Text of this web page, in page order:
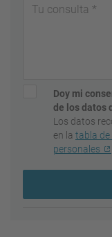
Doy mi
de los datos
Los datos
en la tabla de
personales